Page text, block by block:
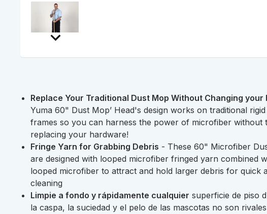
Replace Your Traditional Dust Mop Without Changing your
Yuma 60" Dust Mop’ Head's design works on traditional
frames so you can harness the power of microfiber without
replacing your hardware!
Fringe Yarn for Grabbing Debris - These 60" Microfiber
are designed with looped microfiber fringed yarn combined
looped microfiber to attract and hold larger debris for quick
cleaning
Limpie a fondo y rápidamente cualquier superficie de piso
la caspa, la suciedad y el pelo de las mascotas no son